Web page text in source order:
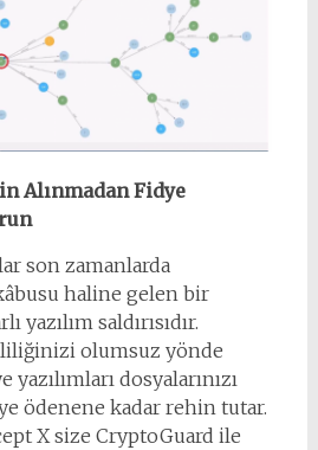
Alınmadan Fidye
son zamanlarda
haline gelen bir
yazılım saldırısıdır.
olumsuz yönde
dosyalarınızı
ödenene kadar rehin tutar.
X size CryptoGuard ile